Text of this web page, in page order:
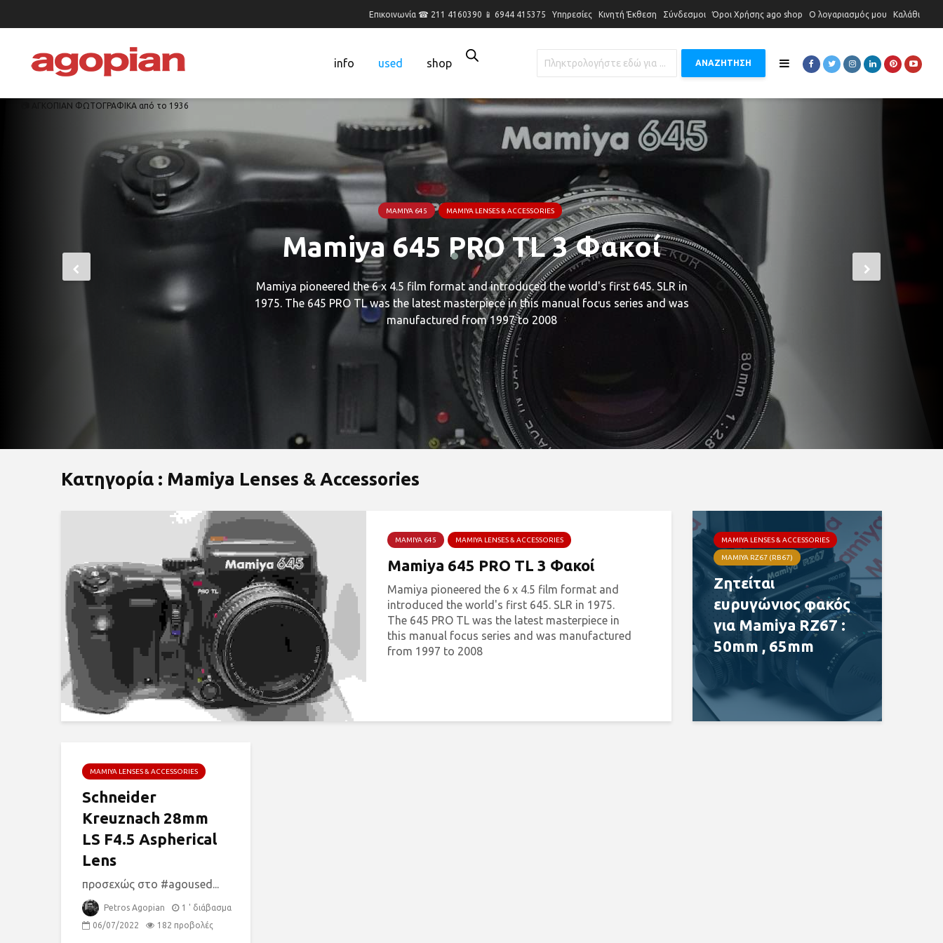
Επικοινωνία ☎ 211 4160390 📱 6944 415375 Υπηρεσίες Κινητή Έκθεση Σύνδεσμοι Όροι Χρήσης ago shop Ο λογαριασμός μου Καλάθι
📷 ΑΓΚΟΠΙΑΝ ΦΩΤΟΓΡΑΦΙΚΑ από το 1936
info used shop ΑΝΑΖΗΤΗΣΗ
MAMIYA LENSES & ACCESSORIES
Ζητείται ευρυγώνιος φακός για
Mamiya RZ67 : 50mm , 65mm
Ζητούνται φακοί για Mamiya RZ67 250mm και 50mm#Wanted : Mamiya 250mm
RZ67 Lens #Wanted : Mamiya 50mm RZ67 Lens#wantedused #mamiyarz67
#mamiya250mm #mamiya50mm #agoused pic.twitter.com/gVBVz0TQ78— Petros
Agopian (@PetrosAgopian) August 20, 2022...
Κατηγορία : Mamiya Lenses & Accessories
MAMIYA 645 MAMIYA LENSES & ACCESSORIES
Mamiya 645 PRO TL 3 Φακοί
Mamiya pioneered the 6 x 4.5 film format and
introduced the world's first 645. SLR in 1975.
The 645 PRO TL was the latest masterpiece in
this manual focus series and was manufactured
from 1997 to 2008
MAMIYA LENSES & ACCESSORIES
MAMIYA RZ67 (RB67)
Ζητείται
ευρυγώνιος φακός
για Mamiya RZ67 :
50mm , 65mm
MAMIYA LENSES & ACCESSORIES
Schneider
Kreuznach 28mm
LS F4.5 Aspherical
Lens
προσεχώς στο #agoused...
Petros Agopian
1 ' διάβασμα
06/07/2022
182 προβολές